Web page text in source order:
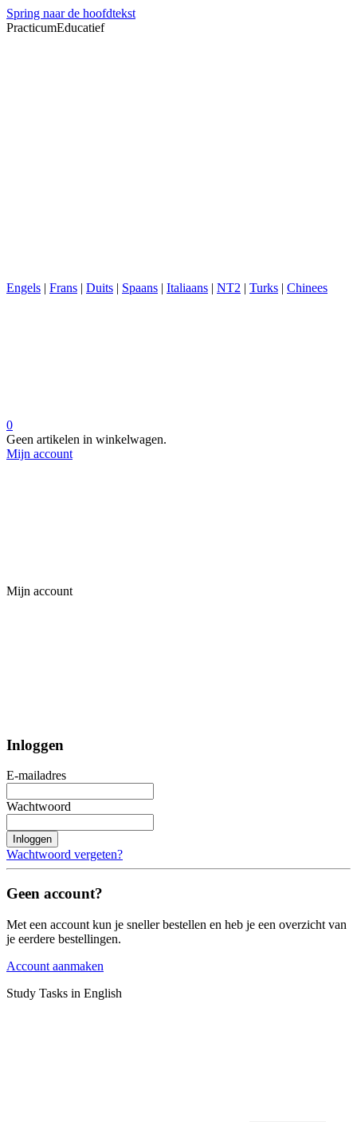
Spring naar de hoofdtekst
PracticumEducatief
Engels | Frans | Duits | Spaans | Italiaans | NT2 | Turks | Chinees
0
Geen artikelen in winkelwagen.
Mijn account
Mijn account
Inloggen
E-mailadres
Wachtwoord
Inloggen
Wachtwoord vergeten?
Geen account?
Met een account kun je sneller bestellen en heb je een overzicht van
je eerdere bestellingen.
Account aanmaken
Study Tasks in English